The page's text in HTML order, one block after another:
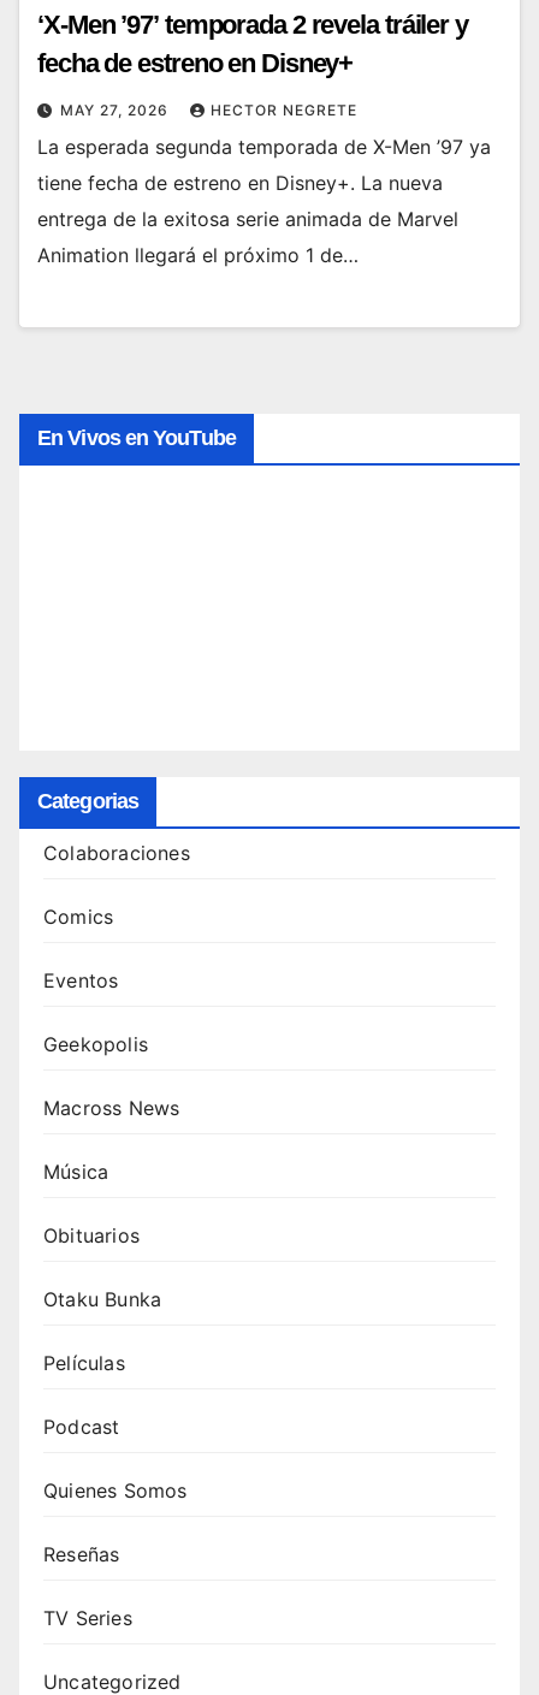
‘X-Men ’97’ temporada 2 revela tráiler y
fecha de estreno en Disney+
MAY 27, 2026 HECTOR NEGRETE
La esperada segunda temporada de X-Men ’97 ya
tiene fecha de estreno en Disney+. La nueva
entrega de la exitosa serie animada de Marvel
Animation llegará el próximo 1 de…
En Vivos en YouTube
Categorias
Colaboraciones
Comics
Eventos
Geekopolis
Macross News
Música
Obituarios
Otaku Bunka
Películas
Podcast
Quienes Somos
Reseñas
TV Series
Uncategorized